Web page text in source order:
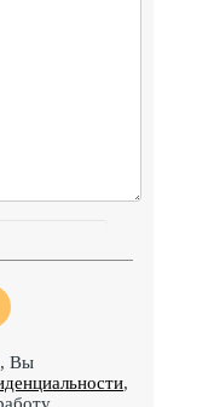
Вы
,